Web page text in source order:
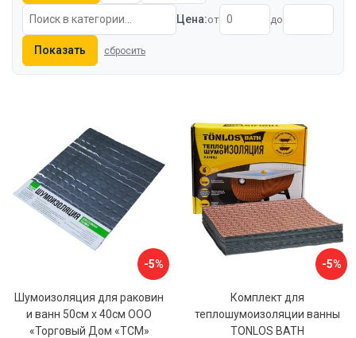
Цена:от до
Показать сбросить
-5%
Шумоизоляция для раковин
и ванн 50см х 40см ООО
«Торговый Дом «ТСМ»
-5%
Комплект для
теплошумоизоляции ванны
TONLOS BATH